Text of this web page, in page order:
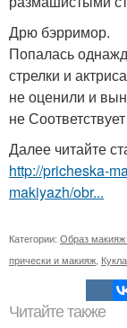
Дрю бэрримор.
Попалась
стрелки и
не оценили и
не
Далее читайте
http://pricheska-
makiyazh/obr...
Категории: Образ макияж
прически и макияж
Читайте также